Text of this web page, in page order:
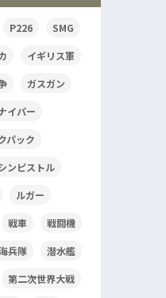
P226 SMG
イギリス軍
ガスガン
イパー
パック
ンピストル
ルガー
戦車 戦闘機
兵隊 潜水艦
第二次世界大戦